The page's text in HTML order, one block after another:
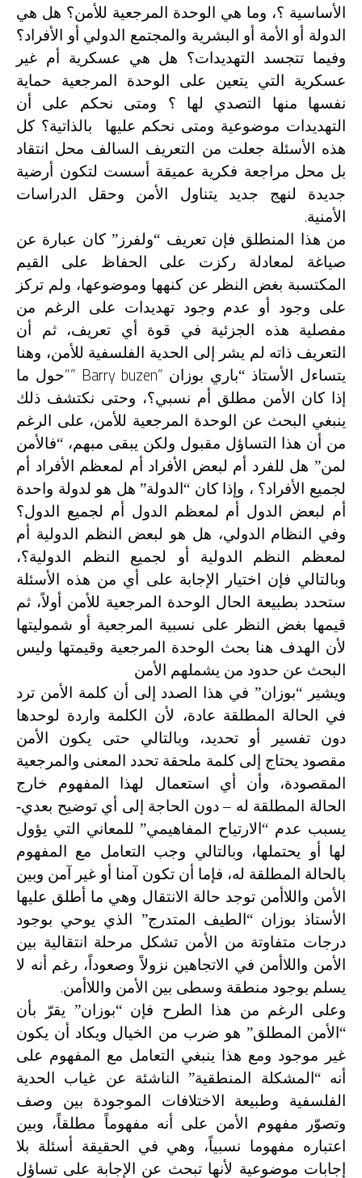
الأساسية ؟، وما هي الوحدة المرجعية للأمن؟ هل هي
الدولة أو الأمة أو البشرية والمجتمع الدولي أو الأفراد؟
وفيما تتجسد التهديدات؟ هل هي عسكرية أم غير
عسكرية التي يتعين على الوحدة المرجعية حماية
نفسها منها التصدي لها ؟ ومتى نحكم على أن
التهديدات موضوعية ومتى نحكم عليها بالذاتية؟ كل
هذه الأسئلة جعلت من التعريف السالف محل انتقاد
بل محل مراجعة فكرية عميقة أسست لتكون أرضية
جديدة لنهج جديد يتناول الأمن وحقل الدراسات
الأمنية.
من هذا المنطلق فإن تعريف “ولفرز” كان عبارة عن
صياغة لمعادلة ركزت على الحفاظ على القيم
المكتسبة بغض النظر عن كنهها وموضوعها، ولم تركز
على وجود أو عدم وجود تهديدات على الرغم من
مفصلية هذه الجزئية في قوة أي تعريف، ثم أن
التعريف ذاته لم يشر إلى الحدية الفلسفية للأمن، وهنا
يتساءل الأستاذ “باري بوزان ”” Barry buzen”حول ما
إذا كان الأمن مطلق أم نسبي؟، وحتى نكتشف ذلك
ينبغي البحث عن الوحدة المرجعية للأمن، على الرغم
من أن هذا التساؤل مقبول ولكن يبقى مبهم، “فالأمن
لمن” هل للفرد أم لبعض الأفراد أم لمعظم الأفراد أم
لجميع الأفراد؟ ، وإذا كان “الدولة” هل هو لدولة واحدة
أم لبعض الدول أم لمعظم الدول أم لجميع الدول؟
وفي النظام الدولي، هل هو لبعض النظم الدولية أم
لمعظم النظم الدولية أو لجميع النظم الدولية؟،
وبالتالي فإن اختيار الإجابة على أي من هذه الأسئلة
ستحدد بطبيعة الحال الوحدة المرجعية للأمن أولاً، ثم
قيمها بغض النظر على نسبية المرجعية أو شموليتها
لأن الهدف هنا بحث الوحدة المرجعية وقيمتها وليس
البحث عن حدود من يشملهم الأمن
ويشير “بوزان” في هذا الصدد إلى أن كلمة الأمن ترد
في الحالة المطلقة عادة، لأن الكلمة واردة لوحدها
دون تفسير أو تحديد، وبالتالي حتى يكون الأمن
مقصود يحتاج إلى كلمة ملحقة تحدد المعنى والمرجعية
المقصودة، وأن أي استعمال لهذا المفهوم خارج
الحالة المطلقة له – دون الحاجة إلى أي توضيح بعدي-
يسبب عدم “الارتياح المفاهيمي” للمعاني التي يؤول
لها أو يحتملها، وبالتالي وجب التعامل مع المفهوم
بالحالة المطلقة له، فإما أن تكون آمنا أو غير آمن وبين
الأمن واللاأمن توجد حالة الانتقال وهي ما أطلق عليها
الأستاذ بوزان “الطيف المتدرج” الذي يوحي بوجود
درجات متفاوتة من الأمن تشكل مرحلة انتقالية بين
الأمن واللاأمن في الاتجاهين نزولاً وصعوداً، رغم أنه لا
يسلم بوجود منطقة وسطى بين الأمن واللاأمن.
وعلى الرغم من هذا الطرح فإن “بوزان” يقرّ بأن
“الأمن المطلق” هو ضرب من الخيال ويكاد أن يكون
غير موجود ومع هذا ينبغي التعامل مع المفهوم على
أنه “المشكلة المنطقية” الناشئة عن غياب الحدية
الفلسفية وطبيعة الاختلافات الموجودة بين وصف
وتصوّر مفهوم الأمن على أنه مفهوماً مطلقاً، وبين
اعتباره مفهوما نسبياً، وهي في الحقيقة أسئلة بلا
إجابات موضوعية لأنها تبحث عن الإجابة على تساؤل